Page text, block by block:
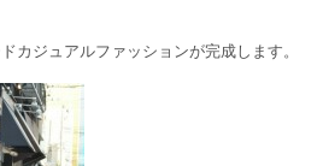
カジュアルファッションが完成します。